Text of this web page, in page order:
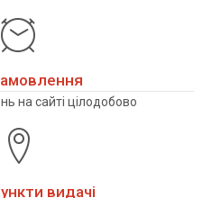
на сайті цілодобово
видачі